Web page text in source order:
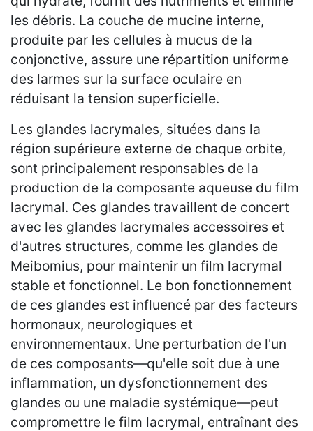
les débris. La couche de mucine interne,
produite par les cellules à mucus de la
conjonctive, assure une répartition uniforme
des larmes sur la surface oculaire en
réduisant la tension superficielle.
Les glandes lacrymales, situées dans la
région supérieure externe de chaque orbite,
sont principalement responsables de la
production de la composante aqueuse du film
lacrymal. Ces glandes travaillent de concert
avec les glandes lacrymales accessoires et
d'autres structures, comme les glandes de
Meibomius, pour maintenir un film lacrymal
stable et fonctionnel. Le bon fonctionnement
de ces glandes est influencé par des facteurs
hormonaux, neurologiques et
environnementaux. Une perturbation de l'un
de ces composants—qu'elle soit due à une
inflammation, un dysfonctionnement des
glandes ou une maladie systémique—peut
compromettre le film lacrymal, entraînant des